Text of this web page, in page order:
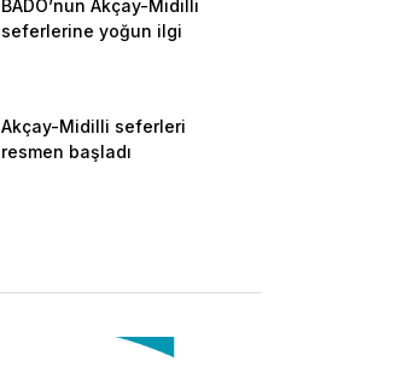
BADO’nun Akçay-Midilli
seferlerine yoğun ilgi
Akçay-Midilli seferleri
resmen başladı